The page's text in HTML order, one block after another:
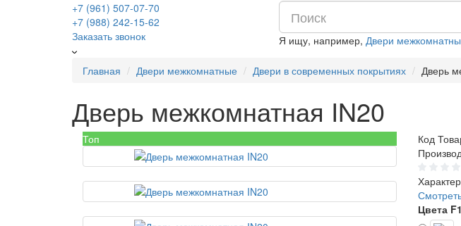
+7 (961) 507-07-70
+7 (988) 242-15-62
Заказать звонок
Я ищу, например, Двери
Главная Двери межкомнатные Двери в современных покрытиях Дверь
Дверь межкомнатная IN20
Топ Код
Цвета